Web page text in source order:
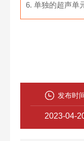
6. 单独的超声单
发布时
2023-04-